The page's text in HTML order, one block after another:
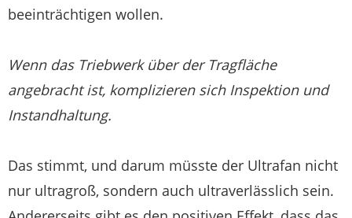
beeinträchtigen wollen.
Wenn das Triebwerk über der Tragfläche
angebracht ist, komplizieren sich Inspektion und
Instandhaltung.
Das stimmt, und darum müsste der Ultrafan nicht
nur ultragroß, sondern auch ultraverlässlich sein.